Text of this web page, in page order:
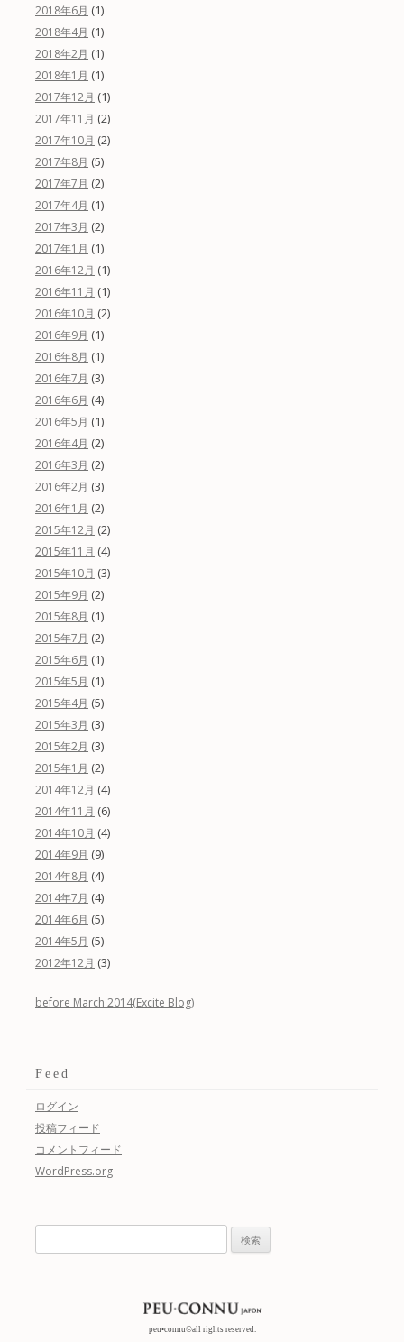
2018年6月 (1)
2018年4月 (1)
2018年2月 (1)
2018年1月 (1)
2017年12月 (1)
2017年11月 (2)
2017年10月 (2)
2017年8月 (5)
2017年7月 (2)
2017年4月 (1)
2017年3月 (2)
2017年1月 (1)
2016年12月 (1)
2016年11月 (1)
2016年10月 (2)
2016年9月 (1)
2016年8月 (1)
2016年7月 (3)
2016年6月 (4)
2016年5月 (1)
2016年4月 (2)
2016年3月 (2)
2016年2月 (3)
2016年1月 (2)
2015年12月 (2)
2015年11月 (4)
2015年10月 (3)
2015年9月 (2)
2015年8月 (1)
2015年7月 (2)
2015年6月 (1)
2015年5月 (1)
2015年4月 (5)
2015年3月 (3)
2015年2月 (3)
2015年1月 (2)
2014年12月 (4)
2014年11月 (6)
2014年10月 (4)
2014年9月 (9)
2014年8月 (4)
2014年7月 (4)
2014年6月 (5)
2014年5月 (5)
2012年12月 (3)
before March 2014(Excite Blog)
Feed
ログイン
投稿フィード
コメントフィード
WordPress.org
索:
peu•connu©all rights reserved.